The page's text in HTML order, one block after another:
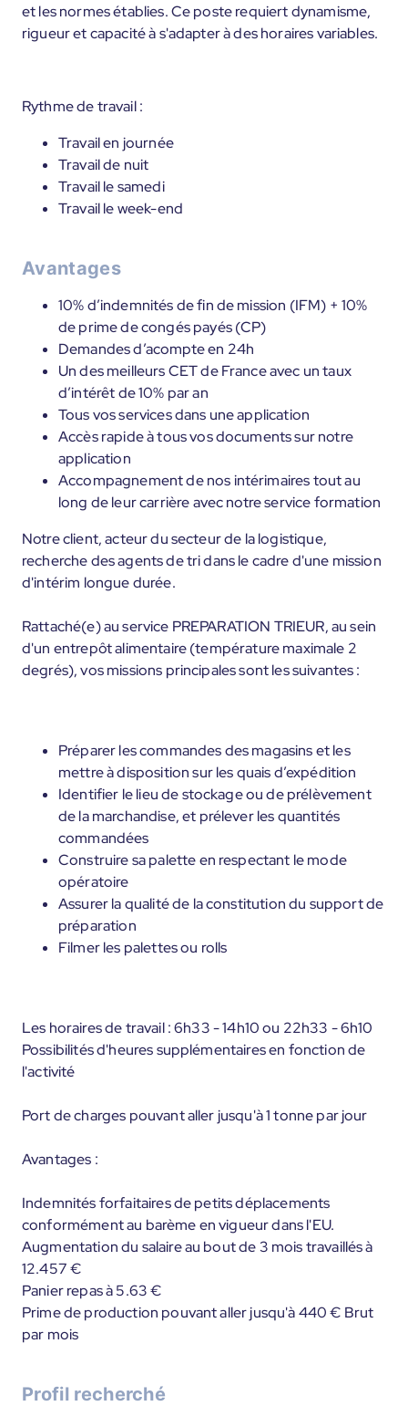
et les normes établies. Ce poste requiert dynamisme,
rigueur et capacité à s'adapter à des horaires variables.
Rythme de travail :
Travail en journée
Travail de nuit
Travail le samedi
Travail le week-end
Avantages
10% d’indemnités de fin de mission (IFM) + 10%
de prime de congés payés (CP)
Demandes d’acompte en 24h
Un des meilleurs CET de France avec un taux
d’intérêt de 10% par an
Tous vos services dans une application
Accès rapide à tous vos documents sur notre
application
Accompagnement de nos intérimaires tout au
long de leur carrière avec notre service formation
Notre client, acteur du secteur de la logistique,
recherche des agents de tri dans le cadre d'une mission
d'intérim longue durée.
Rattaché(e) au service PREPARATION TRIEUR, au sein
d'un entrepôt alimentaire (température maximale 2
degrés), vos missions principales sont les suivantes :
Préparer les commandes des magasins et les
mettre à disposition sur les quais d’expédition
Identifier le lieu de stockage ou de prélèvement
de la marchandise, et prélever les quantités
commandées
Construire sa palette en respectant le mode
opératoire
Assurer la qualité de la constitution du support de
préparation
Filmer les palettes ou rolls
Les horaires de travail : 6h33 - 14h10 ou 22h33 - 6h10
Possibilités d'heures supplémentaires en fonction de
l'activité
Port de charges pouvant aller jusqu'à 1 tonne par jour
Avantages :
Indemnités forfaitaires de petits déplacements
conformément au barème en vigueur dans l'EU.
Augmentation du salaire au bout de 3 mois travaillés à
12.457 €
Panier repas à 5.63 €
Prime de production pouvant aller jusqu'à 440 € Brut
par mois
Profil recherché